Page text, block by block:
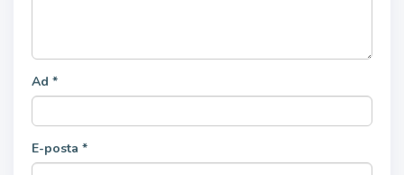
Ad *
E-posta *